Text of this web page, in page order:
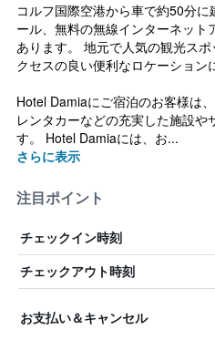
コルフ国際空港から車で約50分
ール、無料の無線インターネッ
あります。 地元で人気の観光ス
クセスの良い便利なロケーション
Hotel Damiaにご宿泊のお客様は
レンタカーなどの充実した施設や
す。 Hotel Damiaには、お...
さらに表示
注目ポイント
チェックイン時刻
チェックアウト時刻
お支払い＆キャンセル